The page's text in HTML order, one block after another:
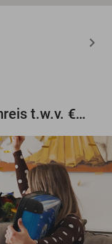
Maak gratis kans op een droomreis t.w.v. €3.000!